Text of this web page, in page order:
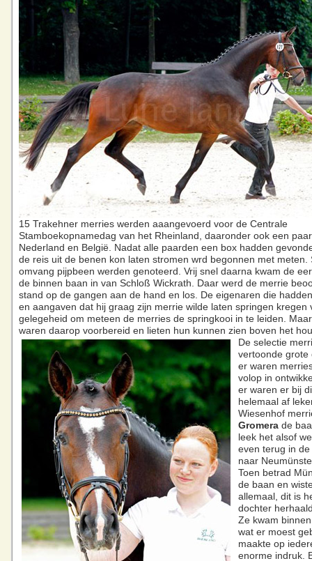
15 Trakehner merries werden aaangevoerd voor de Centrale
Stamboekopnamedag van het Rheinland, daaronder ook een
Nederland en België. Nadat alle paarden een box hadden
de reis uit de benen kon laten stromen wrd begonnen met meten.
omvang pijpbeen werden genoteerd. Vrij snel daarna kwam de
de binnen baan in van Schloß Wickrath. Daar werd de merrie
stand op de gangen aan de hand en los. De eigenaren die
en aangaven dat hij graag zijn merrie wilde laten springen kregen
gelegeheid om meteen de merries de springkooi in te leiden.
waren daarop voorbereid en lieten hun kunnen zien boven het
De selectie
vertoonde grote
er waren
volop in
er waren er bij
helemaal af
Wiesenhof
Gromera de
leek het alsof
even terug in
naar
Toen betrad
de baan en
allemaal, dit is
dochter
Ze kwam
wat er moest
maakte op
enorme indruk.